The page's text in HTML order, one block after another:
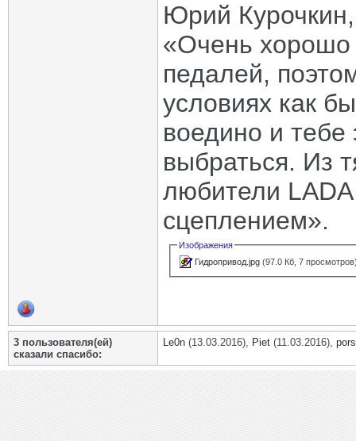
Юрий
«Очень хорошо
педалей,
условиях как
воедино и тебе
выбраться. Из
любители
сцеплением».
Изображения
Гидропривод.jpg (97.0 Кб, 7
3 пользователя(ей)
сказали cпасибо:
Le0n (13.03.2016), Piet (11.03.2016),